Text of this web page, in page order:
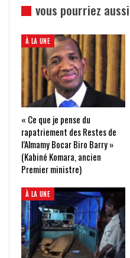
vous pourriez
À LA UNE
« Ce que je pense du
rapatriement des Restes de
l’Almamy Bocar Biro Barry »
(Kabiné Komara, ancien
Premier ministre)
À LA UNE